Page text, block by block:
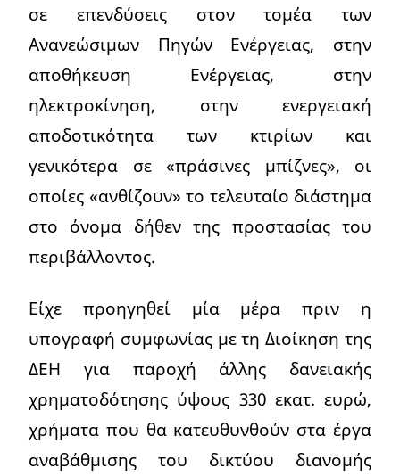
σε επενδύσεις στον τομέα των
Ανανεώσιμων Πηγών Ενέργειας, στην
αποθήκευση Ενέργειας, στην
ηλεκτροκίνηση, στην ενεργειακή
αποδοτικότητα των κτιρίων και
γενικότερα σε «πράσινες μπίζνες», οι
οποίες «ανθίζουν» το τελευταίο διάστημα
στο όνομα δήθεν της προστασίας του
περιβάλλοντος.
Είχε προηγηθεί μία μέρα πριν η
υπογραφή συμφωνίας με τη Διοίκηση της
ΔΕΗ για παροχή άλλης δανειακής
χρηματοδότησης ύψους 330 εκατ. ευρώ,
χρήματα που θα κατευθυνθούν στα έργα
αναβάθμισης του δικτύου διανομής